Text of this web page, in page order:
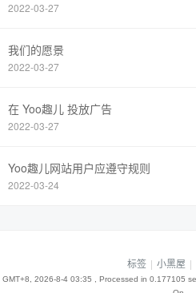
2022-03-27
我们的愿景
2022-03-27
在 Yoo趣儿 投放广告
2022-03-27
Yoo趣儿网站用户应遵守规则
2022-03-24
标签 | 小黑屋 |
GMT+8, 2026-8-4 03:35 , Processed in 0.177105